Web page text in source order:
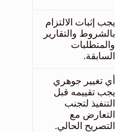
يجب إثبات الالتزام
بالشروط والتقارير
والمتطلبات
السابقة.
أي تغيير جوهري
يجب تقييمه قبل
التنفيذ لتجنب
التعارض مع
التصريح الحالي.